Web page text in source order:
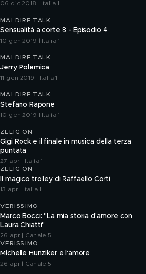
06 dic 2018 | Italia 1
MAI DIRE TALK
Sensualità a corte 8 - Episodio 4
10 gen 2019 | Italia 1
MAI DIRE TALK
Jerry Polemica
11 gen 2019 | Italia 1
MAI DIRE TALK
Stefano Rapone
10 gen 2019 | Italia 1
ZELIG ON
Gigi Rock e il finale in musica della terza
puntata
27 apr | Italia 1
ZELIG ON
Il magico trolley di Raffaello Corti
13 apr | Italia 1
VERISSIMO
Marco Bocci: "La mia storia d'amore con
Laura Chiatti"
26 apr | Canale 5
VERISSIMO
Michelle Hunziker e l'amore
26 apr | Canale 5